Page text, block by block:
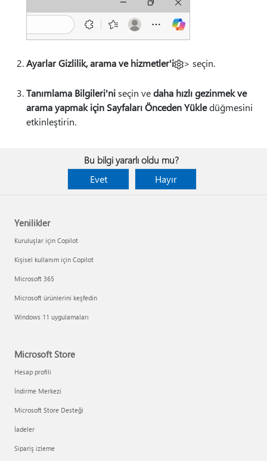
Ayarlar Gizlilik, arama ve hizmetler'i > seçin.
Tanımlama Bilgileri'niseçin vedaha hızlı gezinmek ve
arama yapmak için Sayfaları Önceden Yükledüğmesini
etkinleştirin.
Bu bilgi yararlı oldu mu?
Evet
Hayır
Yenilikler
Kuruluşlar için Copilot
Kişisel kullanım için Copilot
Microsoft 365
Microsoft ürünlerini keşfedin
Windows 11 uygulamaları
Microsoft Store
Hesap profili
İndirme Merkezi
Microsoft Store Desteği
İadeler
Sipariş izleme